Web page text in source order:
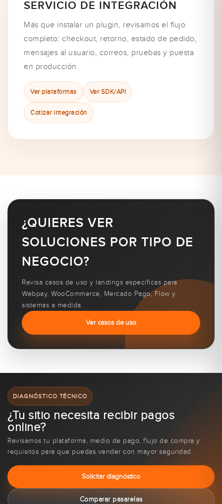
SERVICIO DE INTEGRACIÓN
Más que instalar un plugin, revisamos el flujo
completo: checkout, retorno, estado de pedido,
mensajes al usuario, correos, pruebas y puesta
en producción.
Ver plataformas Ver SDK/API
Cotizar integración
¿QUIERES VER
SOLUCIONES POR TIPO DE
NEGOCIO?
Revisa casos de uso y landings específicas para
Webpay, WooCommerce, Mercado Pago, Flow y
sistemas a medida.
Ver casos de uso
DIAGNÓSTICO TÉCNICO
¿Tu sitio necesita recibir pagos
online?
Revisamos tu plataforma, medio de pago, flujo de compra y
requisitos para que puedas vender con mayor seguridad.
Solicitar diagnóstico
Comparar pasarelas